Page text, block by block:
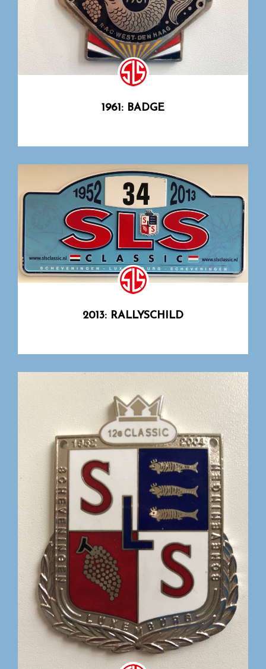
1961: BADGE
2013: RALLYSCHILD